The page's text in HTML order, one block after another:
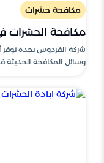
مكافحة حشرات
مكافحة الحشرات في جدة
شركة الفردوس بجدة
وسائل المكافحة الحديثة فقط